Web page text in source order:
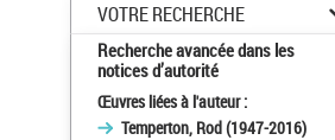
VOTRE RECHERCHE
Recherche avancée dans les
notices d’autorité
Œuvres liées à l'auteur :
Temperton, Rod (1947-2016)